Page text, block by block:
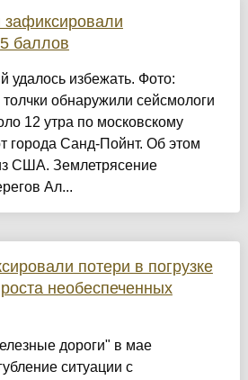
зафиксировали
баллов
удалось избежать. Фото:
обнаружили сейсмологи
12 утра по московскому
города Санд-Пойнт. Об этом
США. Землетрясение
Ал...
потери в погрузке
необеспеченных
дороги" в мае
ситуации с